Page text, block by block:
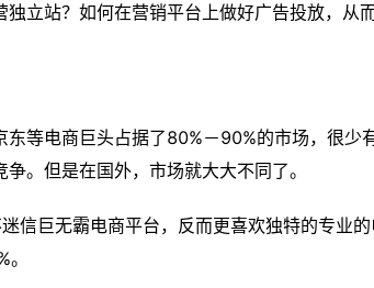
立站？如何在营销平台上做好广告投放，从
东等电商巨头占据了80%－90%的市场，很少
。但是在国外，市场就大大不同了。
信巨无霸电商平台，反而更喜欢独特的专业